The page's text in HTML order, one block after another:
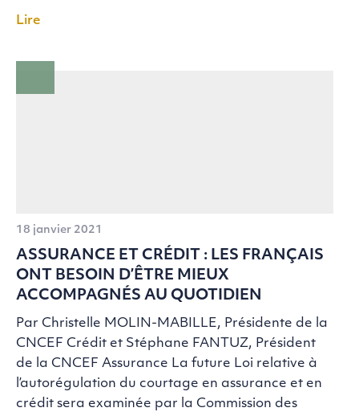
Lire
18 janvier 2021
ASSURANCE ET CRÉDIT : LES FRANÇAIS
ONT BESOIN D’ÊTRE MIEUX
ACCOMPAGNÉS AU QUOTIDIEN
Par Christelle MOLIN-MABILLE, Présidente de la
CNCEF Crédit et Stéphane FANTUZ, Président
de la CNCEF Assurance La future Loi relative à
l’autorégulation du courtage en assurance et en
crédit sera examinée par la Commission des